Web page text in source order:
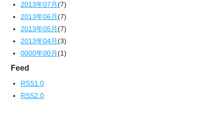
2013年07月(7)
2013年06月(7)
2013年05月(7)
2013年04月(3)
0000年00月(1)
Feed
RSS1.0
RSS2.0